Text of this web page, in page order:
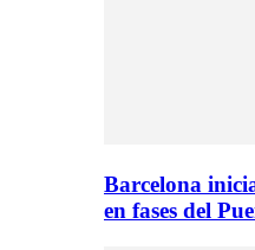
Barcelona
en fases del